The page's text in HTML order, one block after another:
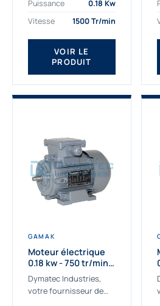
détermination et la
fourniture...
Puissance
0.18 Kw
Vitesse
1500 Tr/min
VOIR LE
PRODUIT
GAMAK
Moteur électrique
0.18 kw - 750 tr/min -
230/400V - IE2
Dymatec Industries,
votre fournisseur de